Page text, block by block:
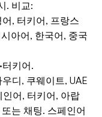
. 비교:
, 터키어, 프랑스
아어, 한국어, 중국
키어.
디, 쿠웨이트, UAE
어, 터키어, 아랍
는 채팅. 스페인어